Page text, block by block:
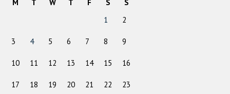
M
T W T F S
S
1
2
3 4 5 6 7 8 9
10 11 12 13 14 15 16
17 18 19 20 21 22 23